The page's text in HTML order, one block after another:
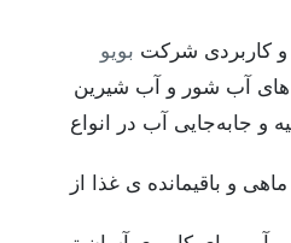
کاربردی شرکت بویو
های آب شور و آب شیرین
و جابه‌جایی آب در انواع
و باقیمانده ی غذا از